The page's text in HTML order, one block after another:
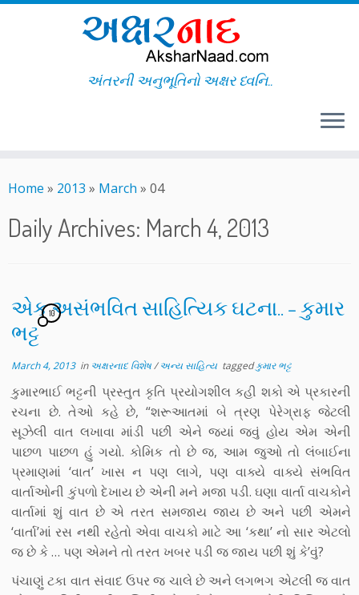
to
અંતરની અનુભૂતિનો અક્ષર ધ્વનિ..
Home » 2013 » March » 04
Daily Archives: March 4, 2013
એક અસંભવિત સાહિત્યિક ઘટના.. – કુમાર
ભટ્ટ
10
March 4, 2013in અક્ષરનાદ વિશેષ/અન્ય સાહિત્ય taggedકુમાર ભટ્ટ
કુમારભાઈ ભટ્ટની પ્રસ્તુત કૃતિ પ્રયોગશીલ કહી શકો એ પ્રકારની
રચના છે. તેઓ કહે છે, “શરૂઆતમાં બે ત્રણ પેરેગ્રાફ જેટલી
સૂઝેલી વાત લખાવા માંડી પછી એને જ્યાં જવું હોય એમ એની
પાછળ પાછળ હું ગયો. કોમિક તો છે જ, આમ જુઓ તો લંબાઈના
પ્રમાણમાં ‘વાત’ ખાસ ન પણ લાગે, પણ વાક્યે વાક્યે સંભવિત
વાર્તાઓની કુંપળો દેખાય છે એની મને મજા પડી. ઘણા વાર્તા વાચકોને
વાર્તામાં શું વાત છે એ તરત સમજાય જાય છે અને પછી એમને
‘વાર્તા’માં રસ નથી રહેતો એવા વાચકો માટે આ ‘કથા’ નો સાર એટલો
જ છે કે … પણ એમને તો તરત ખબર પડી જ જાય પછી શું કે’વું?
પંચાણું ટકા વાત સંવાદ ઉપર જ ચાલે છે અને લગભગ એટલી જ વાત